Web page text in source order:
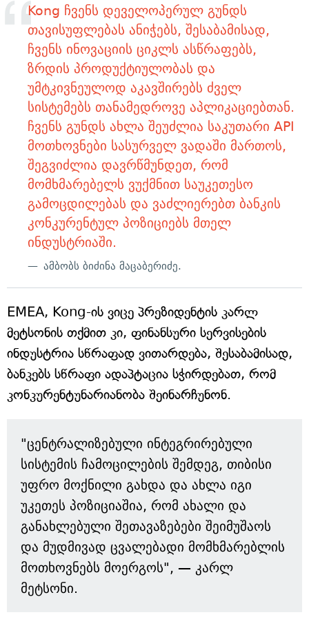
Kong ჩვენს დეველოპერულ გუნდს
თავისუფლებას ანიჭებს, შესაბამისად,
ჩვენს ინოვაციის ციკლს ასწრაფებს,
ზრდის პროდუქტიულობას და
უმტკივნეულოდ აკავშირებს ძველ
სისტემებს თანამედროვე აპლიკაციებთან.
ჩვენს გუნდს ახლა შეუძლია საკუთარი API
მოთხოვნები სასურველ ვადაში მართოს,
შეგვიძლია დავრწმუნდეთ, რომ
მომხმარებელს ვუქმნით საუკეთესო
გამოცდილებას და ვაძლიერებთ ბანკის
კონკურენტულ პოზიციებს მთელ
ინდუსტრიაში.
ამბობს ბიძინა მაცაბერიძე.
EMEA, Kong-ის ვიცე პრეზიდენტის კარლ
მეტსონის თქმით კი, ფინანსური სერვისების
ინდუსტრია სწრაფად ვითარდება, შესაბამისად,
ბანკებს სწრაფი ადაპტაცია სჭირდებათ, რომ
კონკურენტუნარიანობა შეინარჩუნონ.
"ცენტრალიზებული ინტეგრირებული
სისტემის ჩამოცილების შემდეგ, თიბისი
უფრო მოქნილი გახდა და ახლა იგი
უკეთეს პოზიციაშია, რომ ახალი და
განახლებული შეთავაზებები შეიმუშაოს
და მუდმივად ცვალებადი მომხმარებლის
მოთხოვნებს მოერგოს", — კარლ
მეტსონი.